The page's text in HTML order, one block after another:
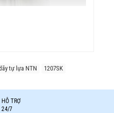
tự lựa NTN 1207SK
HỖ TRỢ
24/7